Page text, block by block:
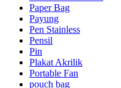
Paper Bag
Payung
Pen Stainless
Pensil
Pin
Plakat Akrilik
Portable Fan
pouch bag